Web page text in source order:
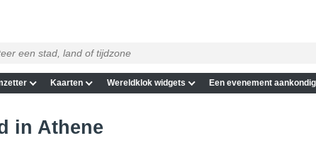
Kaarten Wereldklok widgets Een evenement
in Athene